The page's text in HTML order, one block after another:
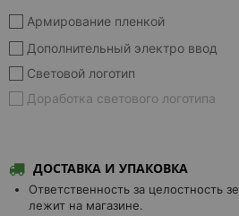
Армирование пленкой
Дополнительный электро ввод
Световой логотип
Доработка светового логотипа
ДОСТАВКА И УПАКОВКА
Ответственность за целостность
лежит на магазине.